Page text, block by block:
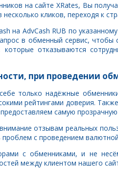
на сайте XRates, Вы
кликов, переходя к
на AdvCash RUB по
в обменный сервис,
отказываются
при проведении
только надёжные
рейтингами доверия.
самую
отзывам реальных
с проведением
с обменниками, и не
между клиентом нашего